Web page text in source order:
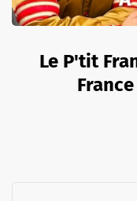
Le P'tit